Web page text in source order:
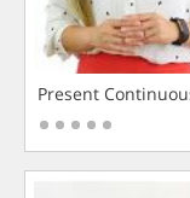
Present